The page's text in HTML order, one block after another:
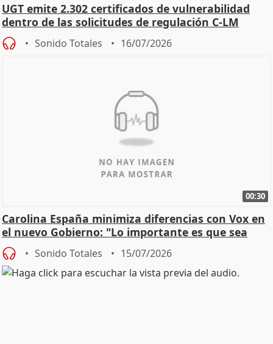
UGT emite 2.302 certificados de vulnerabilidad
dentro de las solicitudes de regulación C-LM
Sonido Totales 16/07/2026
00:30
Carolina España minimiza diferencias con Vox en
el nuevo Gobierno: "Lo importante es que sea
una leg
Sonido Totales 15/07/2026